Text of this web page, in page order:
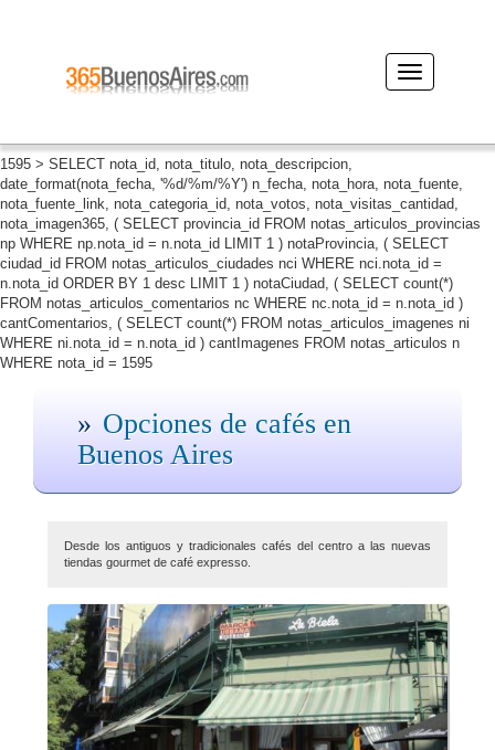
1595 > SELECT nota_id, nota_titulo, nota_descripcion,
date_format(nota_fecha, '%d/%m/%Y') n_fecha, nota_hora, nota_fuente,
nota_fuente_link, nota_categoria_id, nota_votos, nota_visitas_cantidad,
nota_imagen365, ( SELECT provincia_id FROM notas_articulos_provincias
np WHERE np.nota_id = n.nota_id LIMIT 1 ) notaProvincia, ( SELECT
ciudad_id FROM notas_articulos_ciudades nci WHERE nci.nota_id =
n.nota_id ORDER BY 1 desc LIMIT 1 ) notaCiudad, ( SELECT count(*)
FROM notas_articulos_comentarios nc WHERE nc.nota_id = n.nota_id )
cantComentarios, ( SELECT count(*) FROM notas_articulos_imagenes ni
WHERE ni.nota_id = n.nota_id ) cantImagenes FROM notas_articulos n
WHERE nota_id = 1595
Desplegar
navegación
Opciones de cafés en
Buenos Aires
Desde los antiguos y tradicionales cafés del centro a las nuevas
tiendas gourmet de café expresso.